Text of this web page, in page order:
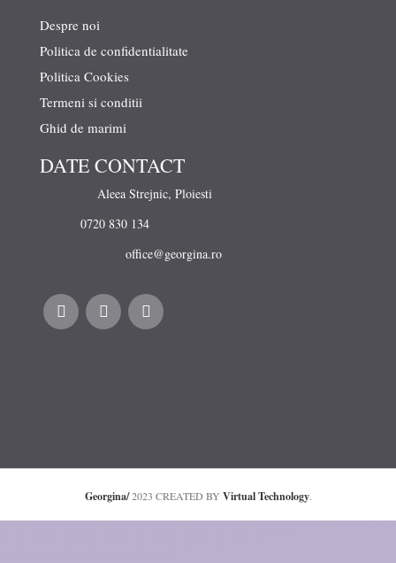
Despre noi
Politica de confidentialitate
Politica Cookies
Termeni si conditii
Ghid de marimi
DATE CONTACT
Aleea Strejnic, Ploiesti
0720 830 134
office@georgina.ro
Georgina/ 2023 CREATED BY Virtual Technology.